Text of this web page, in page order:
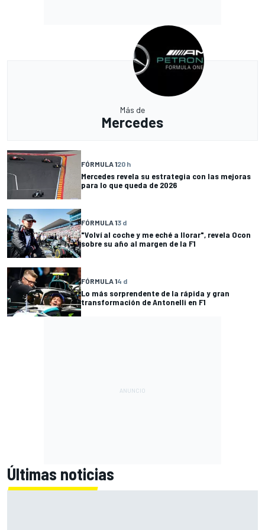
Más de
Mercedes
FÓRMULA 120 h
Mercedes revela su estrategia con las mejoras
para lo que queda de 2026
FÓRMULA 13 d
"Volví al coche y me eché a llorar", revela Ocon
sobre su año al margen de la F1
FÓRMULA 14 d
Lo más sorprendente de la rápida y gran
transformación de Antonelli en F1
Últimas noticias